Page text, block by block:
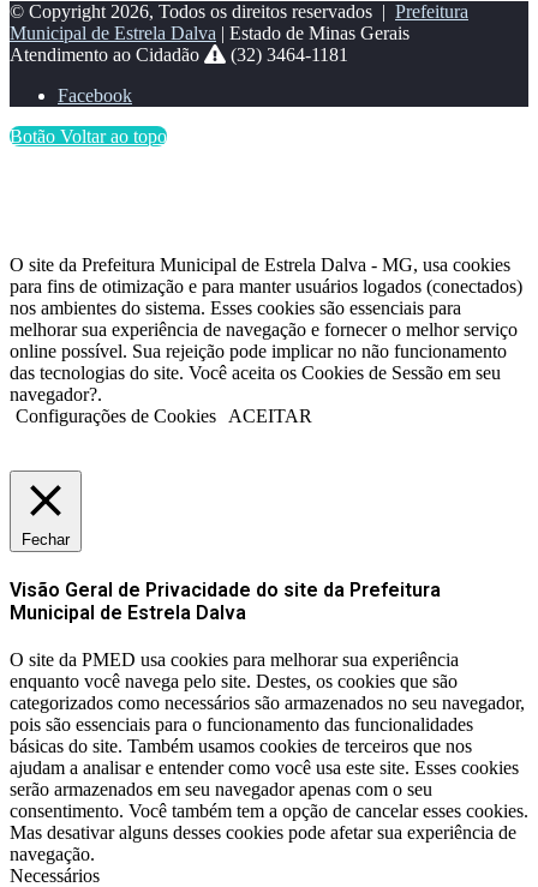
© Copyright 2026, Todos os direitos reservados | Prefeitura
Municipal de Estrela Dalva | Estado de Minas Gerais
Atendimento ao Cidadão
(32) 3464-1181
Facebook
Botão Voltar ao topo
O site da Prefeitura Municipal de Estrela Dalva - MG, usa cookies
para fins de otimização e para manter usuários logados (conectados)
nos ambientes do sistema. Esses cookies são essenciais para
melhorar sua experiência de navegação e fornecer o melhor serviço
online possível. Sua rejeição pode implicar no não funcionamento
das tecnologias do site. Você aceita os Cookies de Sessão em seu
navegador?.
Configurações de Cookies
ACEITAR
Fechar
Visão Geral de Privacidade do site da Prefeitura
Municipal de Estrela Dalva
O site da PMED usa cookies para melhorar sua experiência
enquanto você navega pelo site. Destes, os cookies que são
categorizados como necessários são armazenados no seu navegador,
pois são essenciais para o funcionamento das funcionalidades
básicas do site. Também usamos cookies de terceiros que nos
ajudam a analisar e entender como você usa este site. Esses cookies
serão armazenados em seu navegador apenas com o seu
consentimento. Você também tem a opção de cancelar esses cookies.
Mas desativar alguns desses cookies pode afetar sua experiência de
navegação.
Necessários